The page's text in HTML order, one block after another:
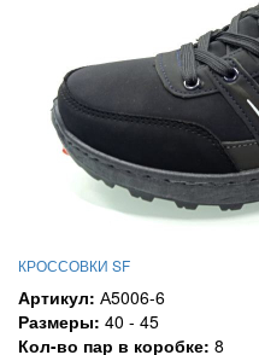
КРОССОВКИ SF
Артикул: А5006-6
Размеры: 40 - 45
Кол-во пар в коробке: 8